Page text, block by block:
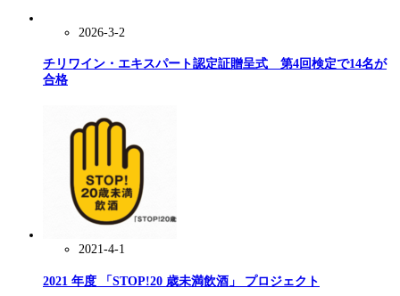
2026-3-2
チリワイン・エキスパート認定証贈呈式 第4回検定で14名が
合格
2021-4-1
2021 年度 「STOP!20 歳未満飲酒」 プロジェクト